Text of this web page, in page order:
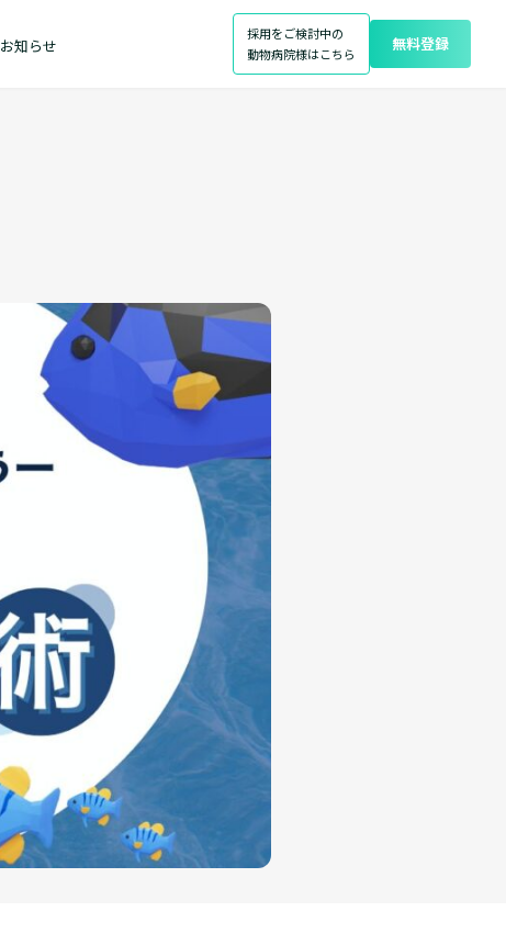
お知らせ
採用をご検討中の
動物病院様はこちら
無料登録